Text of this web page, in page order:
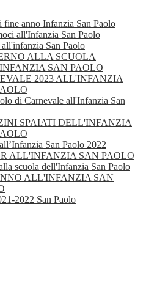
fine anno Infanzia San Paolo
all'Infanzia San Paolo
all'infanzia San Paolo
ALLA SCUOLA
SAN PAOLO
2023 ALL'INFANZIA
di Carnevale all'Infanzia San
SPAIATI DELL'INFANZIA
San Paolo 2022
ALL'INFANZIA SAN PAOLO
scuola dell'Infanzia San Paolo
ALL'INFANZIA SAN
2022 San Paolo